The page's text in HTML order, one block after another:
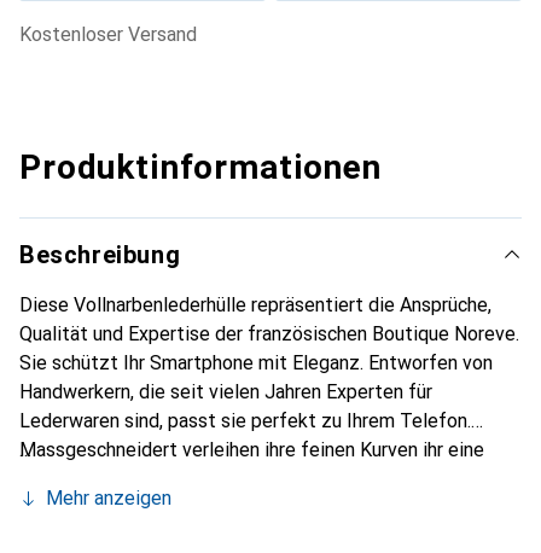
kostenloser Versand
Produktinformationen
Beschreibung
Diese Vollnarbenlederhülle repräsentiert die Ansprüche,
Qualität und Expertise der französischen Boutique Noreve.
Sie schützt Ihr Smartphone mit Eleganz. Entworfen von
Handwerkern, die seit vielen Jahren Experten für
Lederwaren sind, passt sie perfekt zu Ihrem Telefon.
Massgeschneidert verleihen ihre feinen Kurven ihr eine
unverzichtbaren Accessoire Ihres Smartphones.
Mehr anzeigen